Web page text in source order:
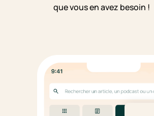
que vous en avez besoin !